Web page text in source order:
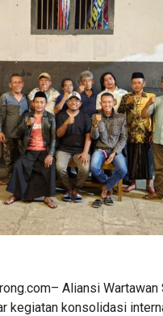
Aliansi Wartawan
kegiatan konsolidasi